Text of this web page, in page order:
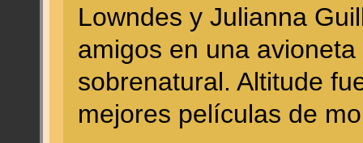
Lowndes y Julianna
amigos en una
sobrenatural. Altitude
mejores películas de